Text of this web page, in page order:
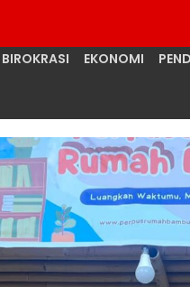
BIROKRASI EKONOMI